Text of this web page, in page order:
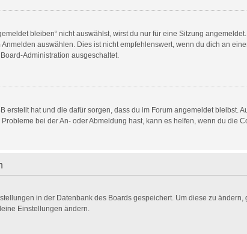
bleiben“ nicht auswählst, wirst du nur für eine Sitzung
auswählen. Dies ist nicht empfehlenswert, wenn du dich an
Administration ausgeschaltet.
erstellt hat und die dafür sorgen, dass du im Forum angemeldet
bei der An- oder Abmeldung hast, kann es helfen, wenn du die
in der Datenbank des Boards gespeichert. Um diese zu
Einstellungen ändern.